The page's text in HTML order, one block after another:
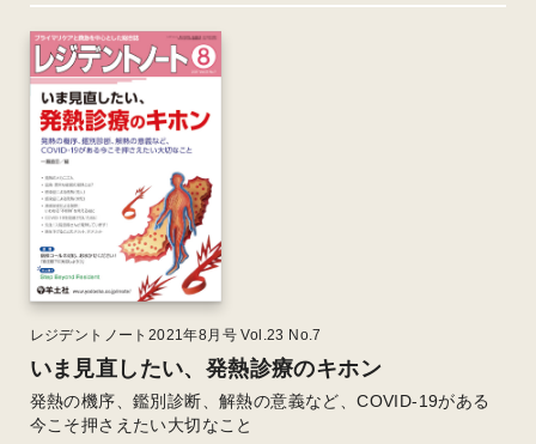
レジデントノート2021年8月号 Vol.23 No.7
いま見直したい、発熱診療のキホン
発熱の機序、鑑別診断、解熱の意義など、COVID-19がある
今こそ押さえたい大切なこと